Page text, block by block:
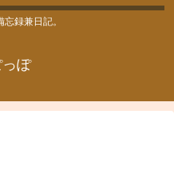
録兼日記。
っぽ